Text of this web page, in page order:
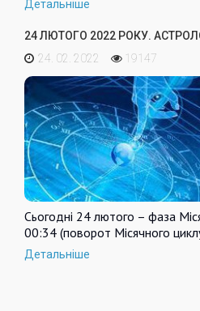
Детальніше
24 ЛЮТОГО 2022 РОКУ.
24. 02. 2022
19147
Сьогодні 24 лютого – фаза
00:34 (поворот Місячного
Детальніше